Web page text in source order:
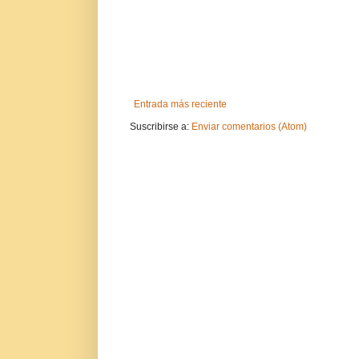
Entrada más reciente
Suscribirse a: Enviar comentarios (Atom)